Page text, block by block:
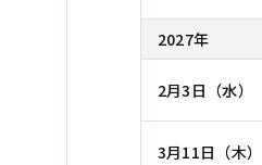
2027年
2月3日（水）
3月11日（木）